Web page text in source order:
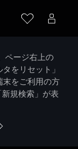
ページ右上の
をリセット」
末をご利用の方
規検索」が表